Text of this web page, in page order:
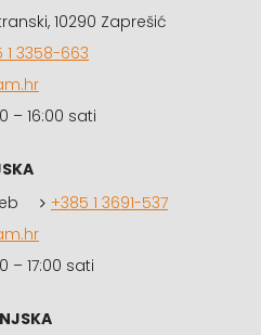
10290 Zaprešić
1 3358-663
– 16:00 sati
+385 1 3691-537
– 17:00 sati